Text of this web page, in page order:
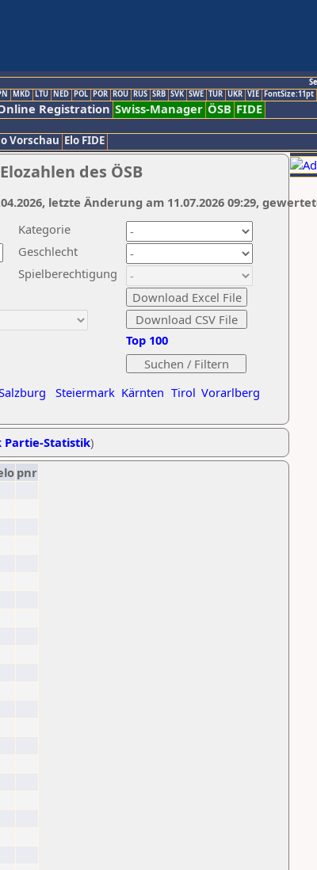
MKD LTU NED POL POR ROU RUS SRB SVK SWE TUR UKR VIE FontSize:11pt
Registration Swiss-Manager ÖSB FIDE
Vorschau Elo FIDE
des ÖSB
Kategorie
Geschlecht
Spielberechtigung
Steiermark Kärnten Tirol Vorarlberg
Top 100
letzte Änderung am 11.07.2026 09:29,
Partie-Statistik)
pnr